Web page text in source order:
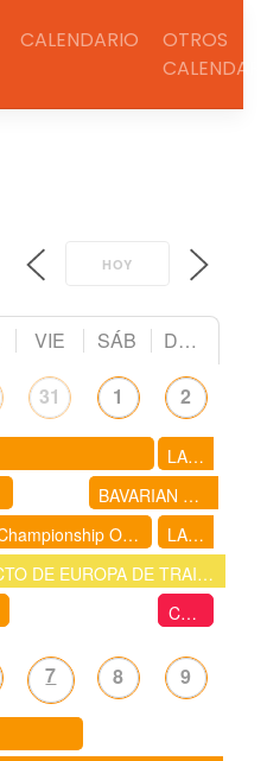
CALENDARIO
OTROS
HOY
VIE SÁB DOM
FISU World University Championship Orienteering
ETOC -2026 CTO DE EUROPA DE TRAIL - O
31 1
BAVARIAN FOREST 5 DAYS 2026 (ALEMANIA)
2
LAKES 5 DAYS - UK
LAKES 5 DAYS - UK
Cursa d'orientació de la Festa Major de La Garriga
7 8 9